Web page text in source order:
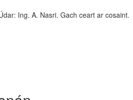
Ing. A. Nasri. Gach ceart ar cosaint.